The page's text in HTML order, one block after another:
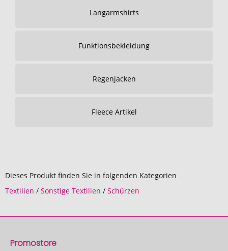
Langarmshirts
Funktionsbekleidung
Regenjacken
Fleece Artikel
Dieses Produkt finden Sie in folgenden Kategorien
Textilien / Sonstige Textilien / Schürzen
Promostore